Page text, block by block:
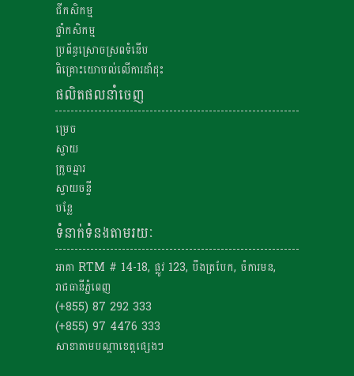
ជីកសិកម្ម
ថ្នាំកសិកម្ម
ប្រព័ន្ធស្រោចស្រពទំនើប
ពិគ្រោះយោបល់លើការដាំដុះ
ផលិតផលនាំចេញ
ម្រេច
ស្វាយ
ក្រូចឆ្មារ
ស្វាយចន្ទី
បន្លែ
ទំនាក់ទំនងតាមរយៈ
អាគា RTM # 14-18, ផ្លូវ 123, បឹងត្របែក, ចំការមន,
រាជធានីភ្នំពេញ
(+855) 87 292 333
(+855) 97 4476 333
សាខាតាមបណ្តាខេត្តផ្សេងៗ